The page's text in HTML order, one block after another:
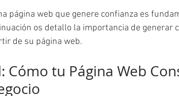
página web que genere confianza es
os detallo la importancia de generar
de su página web.
Cómo tu Página Web